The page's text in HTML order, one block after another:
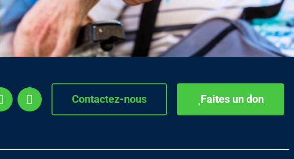
Contactez-nous Faites un don